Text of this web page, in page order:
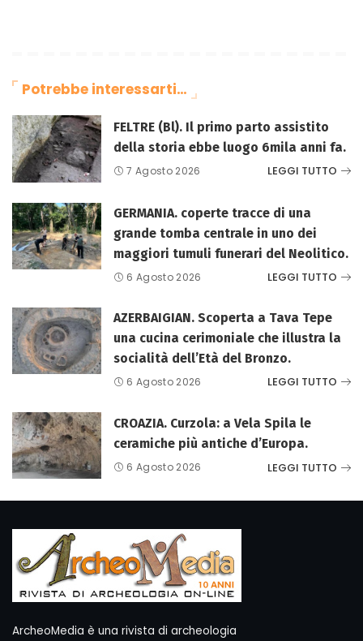
Potrebbe interessarti…
FELTRE (Bl). Il primo parto assistito
della storia ebbe luogo 6mila anni fa.
7 Agosto 2026 LEGGI TUTTO
GERMANIA. coperte tracce di una
grande tomba centrale in uno dei
maggiori tumuli funerari del Neolitico.
6 Agosto 2026 LEGGI TUTTO
AZERBAIGIAN. Scoperta a Tava Tepe
una cucina cerimoniale che illustra la
socialità dell’Età del Bronzo.
6 Agosto 2026 LEGGI TUTTO
CROAZIA. Curzola: a Vela Spila le
ceramiche più antiche d’Europa.
6 Agosto 2026 LEGGI TUTTO
ArcheoMedia è una rivista di archeologia